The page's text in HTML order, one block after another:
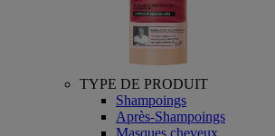
TYPE DE PRODUIT
Shampoings
Après-Shampoings
Masques cheveux